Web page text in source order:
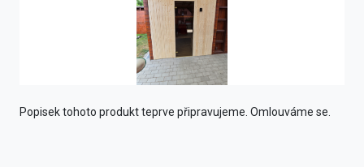
Popisek tohoto produkt teprve připravujeme. Omlouváme se.